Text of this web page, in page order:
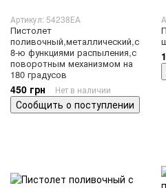
Артикул: 54238ЕА
Пистолет
поливочный,металлический,с
8-ю функциями распыления,с
поворотным механизмом на
180 градусов
450 грн Нет в наличии
Сообщить о поступлении